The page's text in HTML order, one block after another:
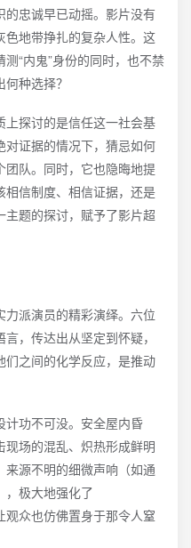
忠诚早已动摇。影片没有
色地带挣扎的复杂人性。这
“内鬼”身份的同时，也不禁
种选择？
上探讨的是信任这一社会基
证据的情况下，猜忌如何
队。同时，它也隐晦地提
相信制度、相信证据，还是
题的探讨，赋予了影片超
力派演员的精彩演绎。六位
，传达出从坚定到怀疑，
们之间的化学反应，是推动
功不可没。安全屋内昏
场的混乱、炽热形成鲜明
源不明的细微声响（如通
，极大地强化了
众也仿佛置身于那令人窒